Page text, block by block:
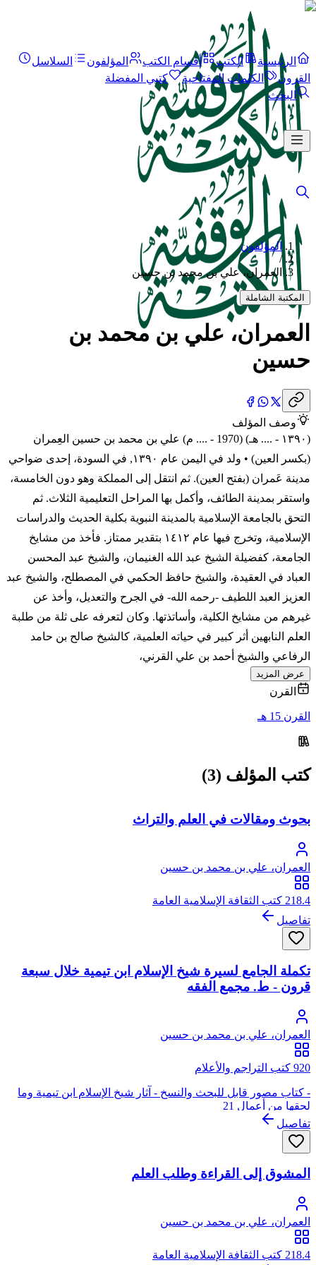
الرئيسية الكتب أقسام الكتب المؤلفون
السلاسل
القرون
الكلمات المفتاحية
كتبي المفضلة
البحث
المؤلفون
/
العمران، علي بن محمد بن حسين
المكتبة الشاملة
العمران، علي بن محمد بن
حسين
وصف المؤلف
(١٣٩٠ - .... هـ) (1970 - .... م) علي بن محمد بن حسين العِمران
(بكسر العين) • ولد في اليمن عام ١٣٩٠, في السودة، إحدى ضواحي
مدينة عَمران (بفتح العين). ثم انتقل إلى المملكة وهو دون الخامسة،
واستقر بمدينة الطائف، وأكمل بها المراحل التعليمية الثلاث. ثم
التحق بالجامعة الإسلامية بالمدينة النبوية بكلية الحديث والدراسات
الإسلامية، وتخرج فيها عام ١٤١٢ بتقدير ممتاز. فأخذ من مشايخ
الجامعة، كفضيلة الشيخ عبد الله الغنيمان، والشيخ عبد المحسن
العباد في العقيدة، والشيخ حافظ الحكمي في المصطلح، والشيخ عبد
العزيز العبد اللطيف -رحمه الله- في الجرح والتعديل، وأخذ عن
غيرهم من مشايخ الكلية، وأساتذتها. وكان لتعرفه على ثلة من طلبة
العلم النابهين أثر كبير في حياته العلمية، كالشيخ صالح بن حامد
الرفاعي والشيخ أحمد بن علي القرني،
عرض المزيد
القرن
القرن 15 هـ
كتب المؤلف (3)
بحوث ومقالات في العلم والتراث
العمران، علي بن محمد بن حسين
218.4 كتب الثقافة الإسلامية العامة
تفاصيل
تكملة الجامع لسيرة شيخ الإسلام ابن تيمية خلال سبعة
قرون - ط. مجمع الفقه
العمران، علي بن محمد بن حسين
920 كتب التراجم والأعلام
- كتاب مصور قابل للبحث والنسخ - آثار شيخ الإسلام ابن تيمية وما
لحقها من أعمال 21
تفاصيل
المشوق إلى القراءة وطلب العلم
العمران، علي بن محمد بن حسين
218.4 كتب الثقافة الإسلامية العامة